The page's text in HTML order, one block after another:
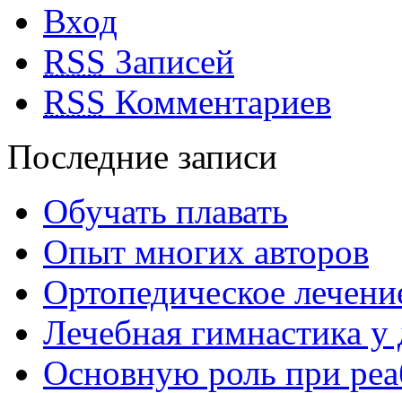
Вход
RSS Записей
RSS Комментариев
Последние записи
Обучать плавать
Опыт многих авторов
Ортопедическое
Лечебная гимнастика
Основную роль при